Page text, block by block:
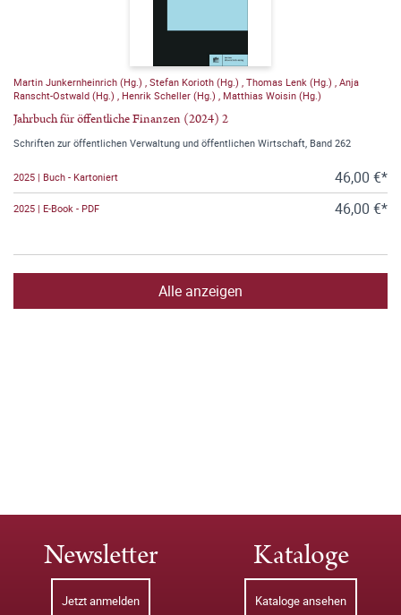
Martin Junkernheinrich (Hg.) Stefan Korioth (Hg.) Thomas Lenk (Hg.) Anja
Ranscht-Ostwald (Hg.)
Henrik Scheller (Hg.) Matthias Woisin (Hg.)
Jahrbuch für öffentliche Finanzen (2024) 2
Schriften zur öffentlichen Verwaltung und öffentlichen Wirtschaft, Band 262
2025 | Buch - Kartoniert 46,00 €*
2025 | E-Book - PDF 46,00 €*
Alle anzeigen
Newsletter
Jetzt anmelden
Kataloge
Kataloge ansehen